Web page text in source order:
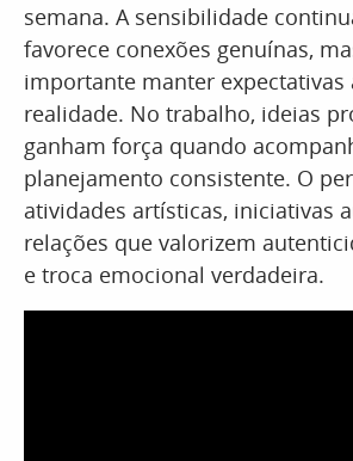
semana. A sensibilidade
favorece conexões genuínas,
importante manter expectativas
realidade. No trabalho, ideias
ganham força quando
planejamento consistente. O
atividades artísticas, iniciativas
relações que valorizem
e troca emocional verdadeira.